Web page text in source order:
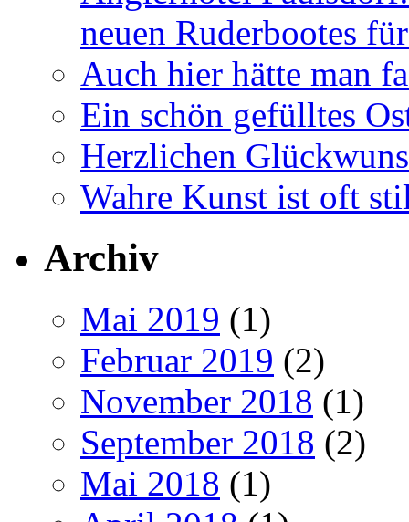
neuen Ruderbootes
Auch hier hätte man
Ein schön gefülltes
Herzlichen
Wahre Kunst ist oft
Archiv
Mai 2019 (1)
Februar 2019 (2)
November 2018 (1)
September 2018 (2)
Mai 2018 (1)